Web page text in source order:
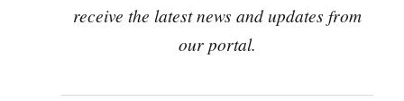
receive the latest news and updates from
our portal.